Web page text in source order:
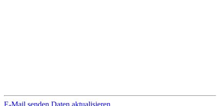
E-Mail senden Daten aktualisieren